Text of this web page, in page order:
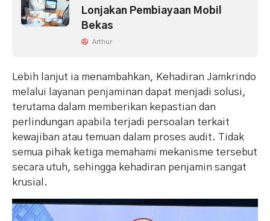
Lonjakan Pembiayaan Mobil
Bekas
Arthur
Lebih lanjut ia menambahkan, Kehadiran Jamkrindo
melalui layanan penjaminan dapat menjadi solusi,
terutama dalam memberikan kepastian dan
perlindungan apabila terjadi persoalan terkait
kewajiban atau temuan dalam proses audit. Tidak
semua pihak ketiga memahami mekanisme tersebut
secara utuh, sehingga kehadiran penjamin sangat
krusial.